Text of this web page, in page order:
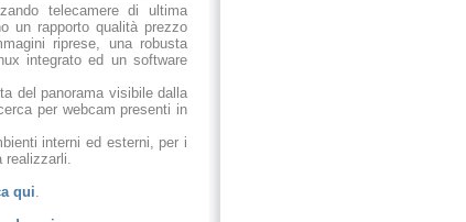
telecamere di ultima
un rapporto qualità prezzo
riprese, una robusta
integrato ed un software
del panorama visibile dalla
per webcam presenti in
interni ed esterni, per i
qui